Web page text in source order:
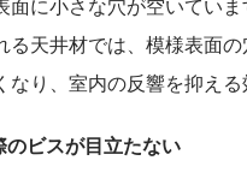
る天井材では、模様表面
なり、室内の反響を抑える
のビスが目立たない